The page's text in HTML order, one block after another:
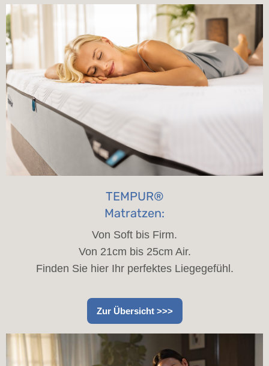
TEMPUR®
Matratzen:
Von Soft bis Firm.
Von 21cm bis 25cm Air.
Finden Sie hier Ihr perfektes Liegegefühl.
Zur Übersicht >>>